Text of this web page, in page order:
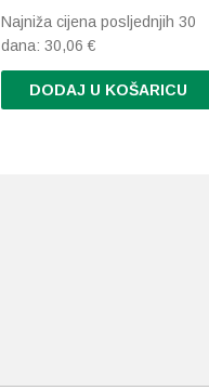
Najniža cijena posljednjih 30
dana:30,06€
DODAJ U KOŠARICU